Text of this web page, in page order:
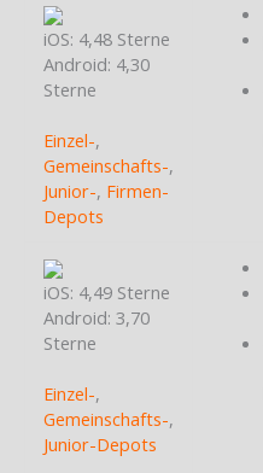
iOS: 4,48 Sterne
Android: 4,30
Sterne
Einzel-,
Gemeinschafts-,
Junior-, Firmen-
Depots
iOS: 4,49 Sterne
Android: 3,70
Sterne
Einzel-,
Gemeinschafts-,
Junior-Depots